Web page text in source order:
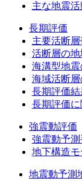
主な地震
長期評価
主要活断
活断層の地
海溝型地
海域活断
長期評価結
長期評価
強震動評価
強震動予
地下構造
地震動予測